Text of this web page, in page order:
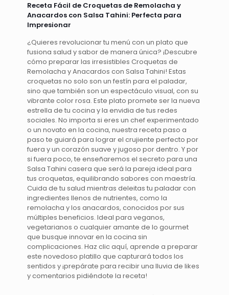
Receta Fácil de Croquetas de Remolacha y
Anacardos con Salsa Tahini: Perfecta para
Impresionar
¿Quieres revolucionar tu menú con un plato que
fusiona salud y sabor de manera única? ¡Descubre
cómo preparar las irresistibles Croquetas de
Remolacha y Anacardos con Salsa Tahini! Estas
croquetas no solo son un festín para el paladar,
sino que también son un espectáculo visual, con su
vibrante color rosa. Este plato promete ser la nueva
estrella de tu cocina y la envidia de tus redes
sociales. No importa si eres un chef experimentado
o un novato en la cocina, nuestra receta paso a
paso te guiará para lograr el crujiente perfecto por
fuera y un corazón suave y jugoso por dentro. Y por
si fuera poco, te enseñaremos el secreto para una
Salsa Tahini casera que será la pareja ideal para
tus croquetas, equilibrando sabores con maestría.
Cuida de tu salud mientras deleitas tu paladar con
ingredientes llenos de nutrientes, como la
remolacha y los anacardos, conocidos por sus
múltiples beneficios. Ideal para veganos,
vegetarianos o cualquier amante de lo gourmet
que busque innovar en la cocina sin
complicaciones. Haz clic aquí, aprende a preparar
este novedoso platillo que capturará todos los
sentidos y ¡prepárate para recibir una lluvia de likes
y comentarios pidiéndote la receta!